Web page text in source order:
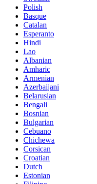
Polish
Basque
Catalan
Esperanto
Hindi
Lao
Albanian
Amharic
Armenian
Azerbaijani
Belarusian
Bengali
Bosnian
Bulgarian
Cebuano
Chichewa
Corsican
Croatian
Dutch
Estonian